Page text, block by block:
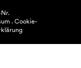
. Cookie-